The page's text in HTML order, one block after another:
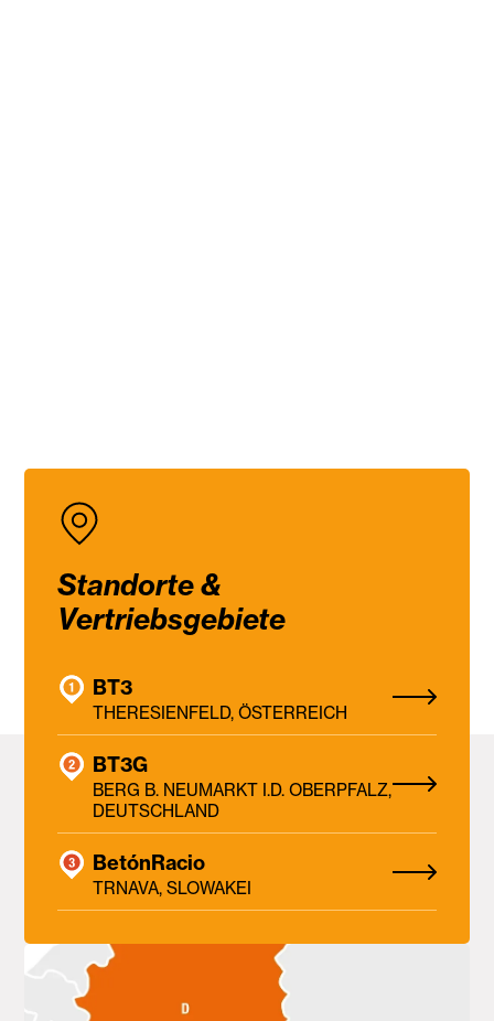
Standorte &
Vertriebsgebiete
BT3
THERESIENFELD, ÖSTERREICH
BT3G
BERG B. NEUMARKT I.D. OBERPFALZ,
DEUTSCHLAND
BetónRacio
TRNAVA, SLOWAKEI